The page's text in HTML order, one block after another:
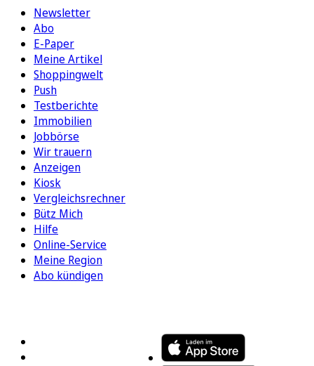
Newsletter
Abo
E-Paper
Meine Artikel
Shoppingwelt
Push
Testberichte
Immobilien
Jobbörse
Wir trauern
Anzeigen
Kiosk
Vergleichsrechner
Bütz Mich
Hilfe
Online-Service
Meine Region
Abo kündigen